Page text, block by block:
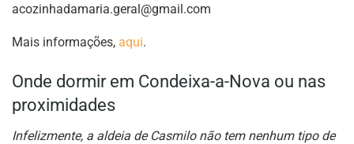
acozinhadamaria.geral@gmail.com
Mais informações, aqui.
Onde dormir em Condeixa-a-Nova ou nas
proximidades
Infelizmente, a aldeia de Casmilo não tem nenhum tipo de